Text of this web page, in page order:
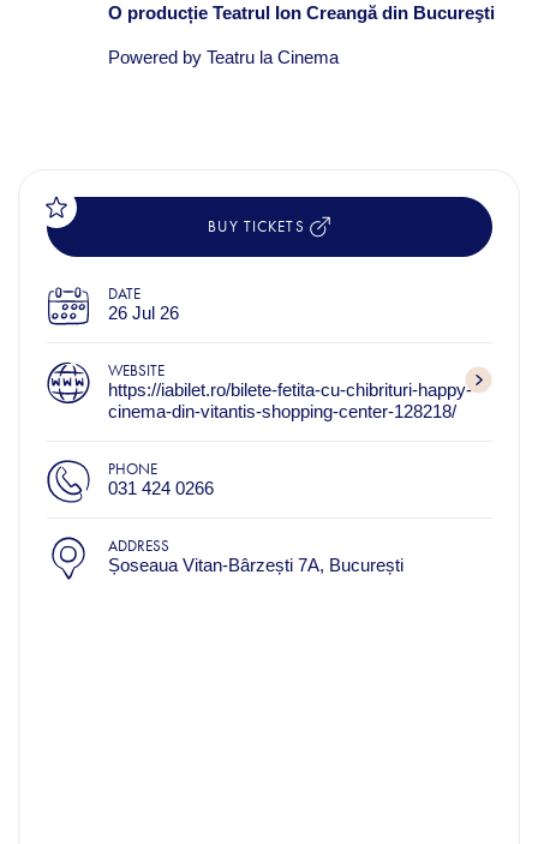
O producție Teatrul Ion Creangă din Bucureşti
Powered by Teatru la Cinema
BUY TICKETS
DATE
26 Jul 26
WEBSITE
https://iabilet.ro/bilete-fetita-cu-chibrituri-happy-
cinema-din-vitantis-shopping-center-128218/
PHONE
031 424 0266
ADDRESS
Șoseaua Vitan-Bârzești 7A, București